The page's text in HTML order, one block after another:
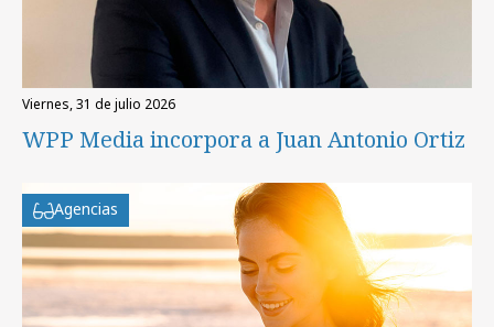
viernes, 31 de julio 2026
WPP Media incorpora a Juan Antonio Ortiz
Agencias